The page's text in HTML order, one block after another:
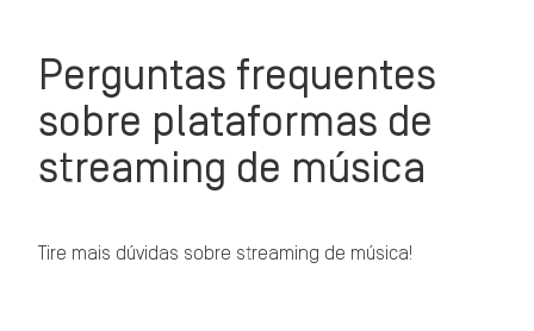
Perguntas frequentes
sobre plataformas de
streaming de música
Tire mais dúvidas sobre streaming de música!